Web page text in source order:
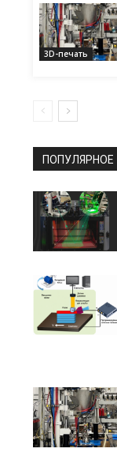
3D-печать
ПОПУЛЯРНОЕ